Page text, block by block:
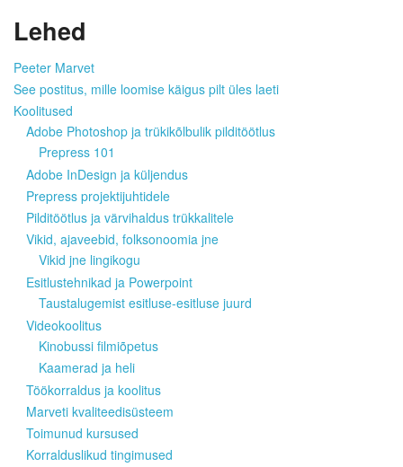
Lehed
Peeter Marvet
See postitus, mille loomise käigus pilt üles laeti
Koolitused
Adobe Photoshop ja trükikõlbulik pilditöötlus
Prepress 101
Adobe InDesign ja küljendus
Prepress projektijuhtidele
Pilditöötlus ja värvihaldus trükkalitele
Vikid, ajaveebid, folksonoomia jne
Vikid jne lingikogu
Esitlustehnikad ja Powerpoint
Taustalugemist esitluse-esitluse juurd
Videokoolitus
Kinobussi filmiõpetus
Kaamerad ja heli
Töökorraldus ja koolitus
Marveti kvaliteedisüsteem
Toimunud kursused
Korralduslikud tingimused